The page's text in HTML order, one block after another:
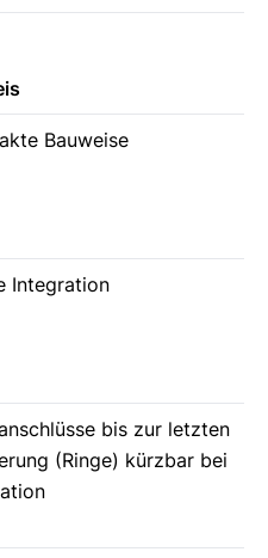
Bauweise
Integration
bis zur letzten
(Ringe) kürzbar bei